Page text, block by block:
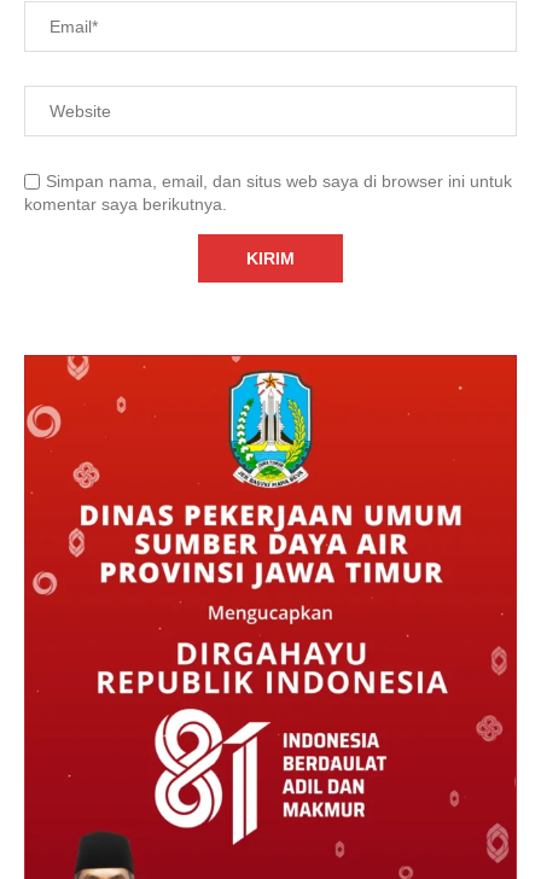
Simpan nama, email, dan situs web saya di browser ini untuk
komentar saya berikutnya.